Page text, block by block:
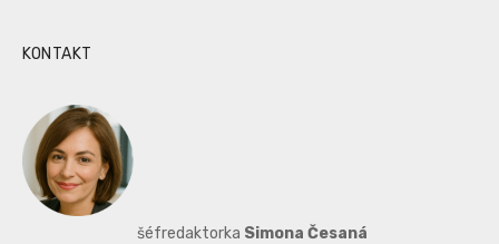
KONTAKT
šéfredaktorka Simona Česaná